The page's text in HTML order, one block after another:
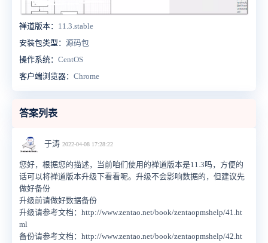
禅道版本： 11.3.stable
安装包类型： 源码包
操作系统： CentOS
客户端浏览器： Chrome
答案列表
于涛 2022-04-08 17:28:22
您好，根据您的描述，当前咱们使用的禅道版本是11.3吗，方便的
话可以将禅道版本升级下看看呢。升级不会影响数据的，但建议先
做好备份
升级前请做好数据备份
升级请参考文档：http://www.zentao.net/book/zentaopmshelp/41.ht
ml
备份请参考文档：http://www.zentao.net/book/zentaopmshelp/42.ht